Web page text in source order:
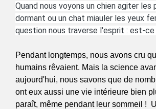
Quand nous voyons un chien agiter les
dormant ou un chat miauler les yeux
question nous traverse l'esprit : est-ce
Pendant longtemps, nous avons cru
humains rêvaient. Mais la science
aujourd'hui, nous savons que de
ont eux aussi une vie intérieure bien
paraît, même pendant leur sommeil !